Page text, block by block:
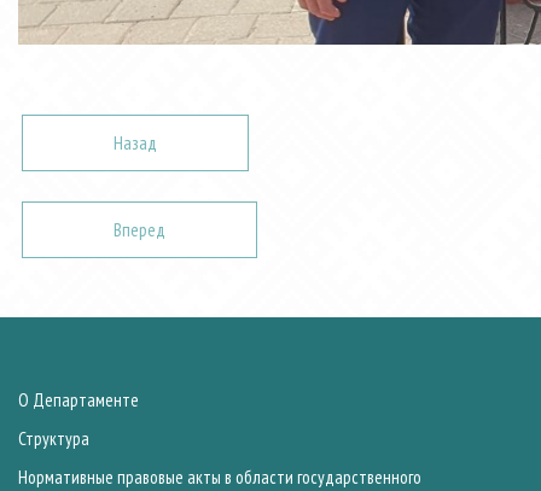
Назад
Вперед
О Департаменте
Структура
Нормативные правовые акты в области государственного